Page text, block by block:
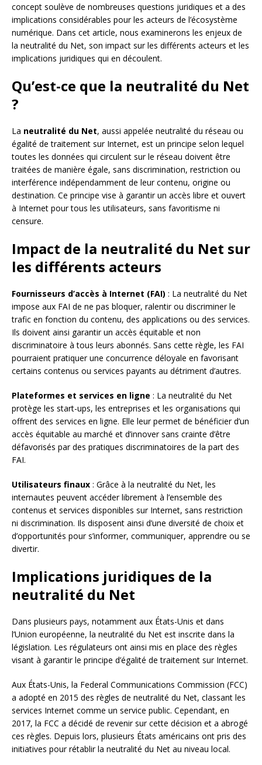
concept soulève de nombreuses questions juridiques et a des
implications considérables pour les acteurs de l’écosystème
numérique. Dans cet article, nous examinerons les enjeux de
la neutralité du Net, son impact sur les différents acteurs et les
implications juridiques qui en découlent.
Qu’est-ce que la neutralité du Net
?
La neutralité du Net, aussi appelée neutralité du réseau ou
égalité de traitement sur Internet, est un principe selon lequel
toutes les données qui circulent sur le réseau doivent être
traitées de manière égale, sans discrimination, restriction ou
interférence indépendamment de leur contenu, origine ou
destination. Ce principe vise à garantir un accès libre et ouvert
à Internet pour tous les utilisateurs, sans favoritisme ni
censure.
Impact de la neutralité du Net sur
les différents acteurs
Fournisseurs d’accès à Internet (FAI) : La neutralité du Net
impose aux FAI de ne pas bloquer, ralentir ou discriminer le
trafic en fonction du contenu, des applications ou des services.
Ils doivent ainsi garantir un accès équitable et non
discriminatoire à tous leurs abonnés. Sans cette règle, les FAI
pourraient pratiquer une concurrence déloyale en favorisant
certains contenus ou services payants au détriment d’autres.
Plateformes et services en ligne : La neutralité du Net
protège les start-ups, les entreprises et les organisations qui
offrent des services en ligne. Elle leur permet de bénéficier d’un
accès équitable au marché et d’innover sans crainte d’être
défavorisés par des pratiques discriminatoires de la part des
FAI.
Utilisateurs finaux : Grâce à la neutralité du Net, les
internautes peuvent accéder librement à l’ensemble des
contenus et services disponibles sur Internet, sans restriction
ni discrimination. Ils disposent ainsi d’une diversité de choix et
d’opportunités pour s’informer, communiquer, apprendre ou se
divertir.
Implications juridiques de la
neutralité du Net
Dans plusieurs pays, notamment aux États-Unis et dans
l’Union européenne, la neutralité du Net est inscrite dans la
législation. Les régulateurs ont ainsi mis en place des règles
visant à garantir le principe d’égalité de traitement sur Internet.
Aux États-Unis, la Federal Communications Commission (FCC)
a adopté en 2015 des règles de neutralité du Net, classant les
services Internet comme un service public. Cependant, en
2017, la FCC a décidé de revenir sur cette décision et a abrogé
ces règles. Depuis lors, plusieurs États américains ont pris des
initiatives pour rétablir la neutralité du Net au niveau local.